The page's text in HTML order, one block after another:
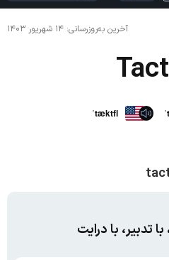
آخرین به‌روزرسانی: ۱۴ شهریور ۱۴۰۳
ˈtæktfl
تدبیر، با درایت